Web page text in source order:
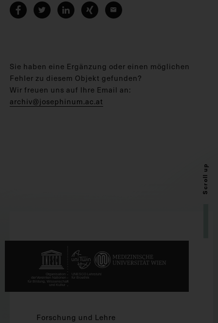
Sie haben eine Ergänzung oder einen möglichen
Fehler zu diesem Objekt gefunden?
Wir freuen uns auf Ihre Email an:
archiv@josephinum.ac.at
Scroll up
Forschung und Lehre